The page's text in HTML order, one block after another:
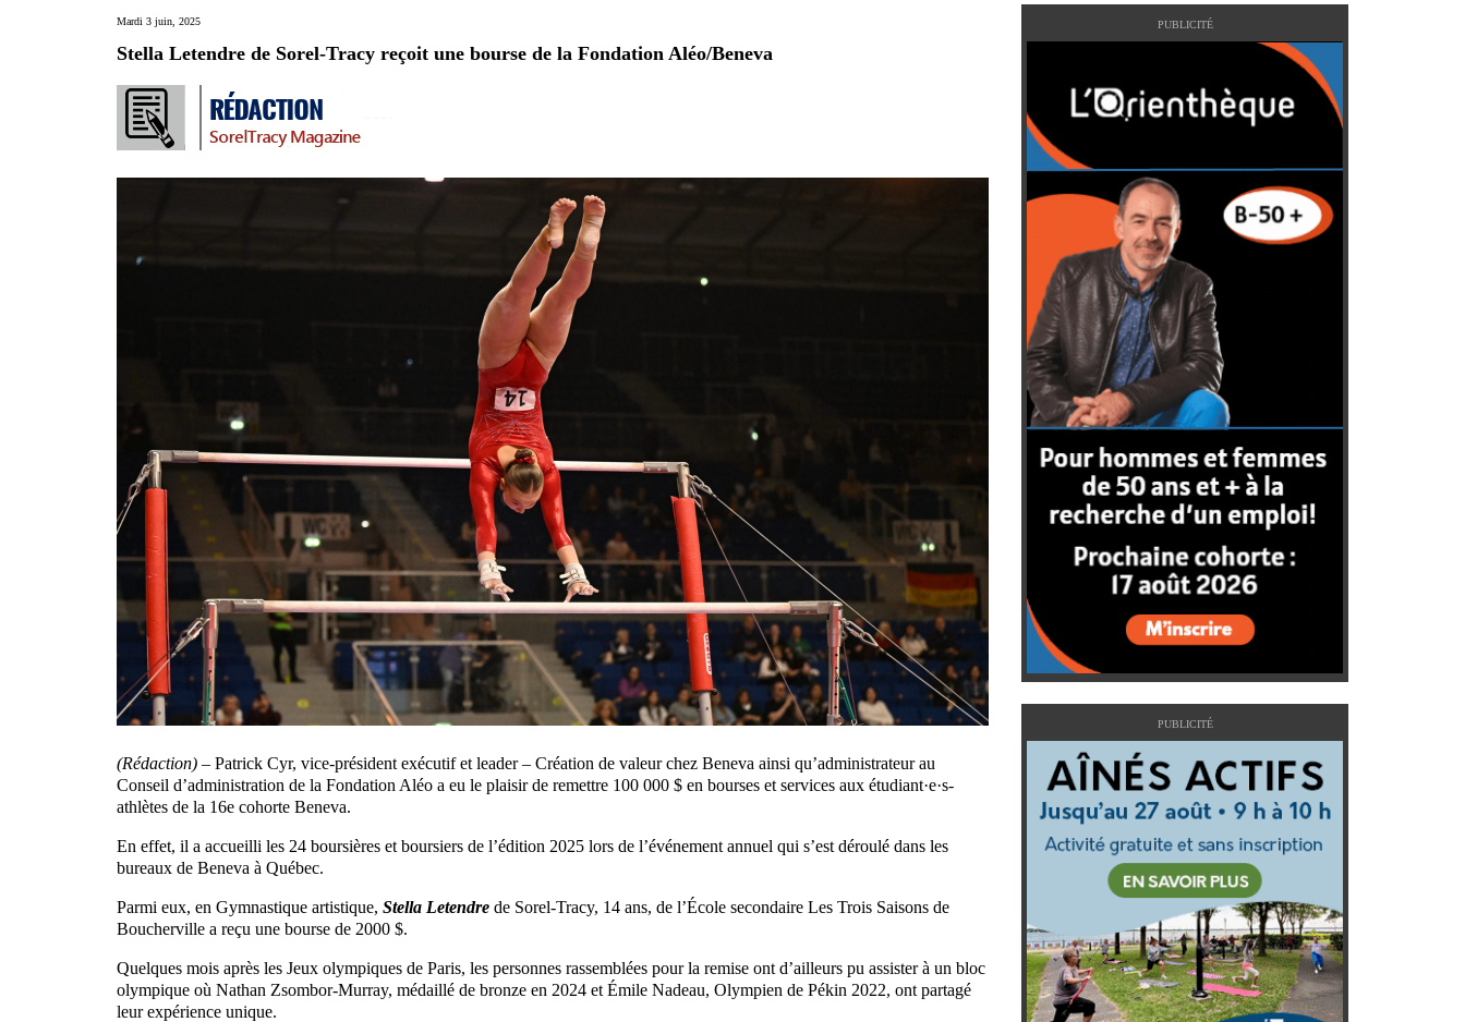
Mardi 3 juin, 2025
Stella Letendre de Sorel-Tracy reçoit une bourse de la Fondation Aléo/Beneva
(Rédaction) – Patrick Cyr, vice-président exécutif et leader – Création de valeur chez Beneva ainsi qu’administrateur au
Conseil d’administration de la Fondation Aléo a eu le plaisir de remettre 100 000 $ en bourses et services aux étudiant·e·s-
athlètes de la 16e cohorte Beneva.
En effet, il a accueilli les 24 boursières et boursiers de l’édition 2025 lors de l’événement annuel qui s’est déroulé dans les
bureaux de Beneva à Québec.
Parmi eux, en Gymnastique artistique, Stella Letendre de Sorel-Tracy, 14 ans, de l’École secondaire Les Trois Saisons de
Boucherville a reçu une bourse de 2000 $.
Quelques mois après les Jeux olympiques de Paris, les personnes rassemblées pour la remise ont d’ailleurs pu assister à un bloc
olympique où Nathan Zsombor-Murray, médaillé de bronze en 2024 et Émile Nadeau, Olympien de Pékin 2022, ont partagé
leur expérience unique.
PUBLICITÉ
PUBLICITÉ